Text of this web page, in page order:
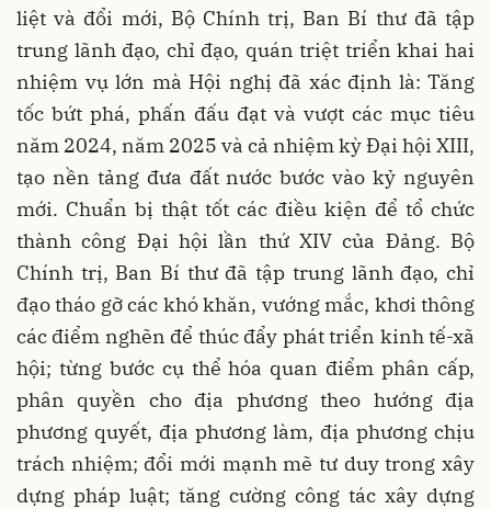
liệt và đổi mới, Bộ Chính trị, Ban Bí thư đã tập
trung lãnh đạo, chỉ đạo, quán triệt triển khai hai
nhiệm vụ lớn mà Hội nghị đã xác định là: Tăng
tốc bứt phá, phấn đấu đạt và vượt các mục tiêu
năm 2024, năm 2025 và cả nhiệm kỳ Đại hội XIII,
tạo nền tảng đưa đất nước bước vào kỷ nguyên
mới. Chuẩn bị thật tốt các điều kiện để tổ chức
thành công Đại hội lần thứ XIV của Đảng. Bộ
Chính trị, Ban Bí thư đã tập trung lãnh đạo, chỉ
đạo tháo gỡ các khó khăn, vướng mắc, khơi thông
các điểm nghẽn để thúc đẩy phát triển kinh tế-xã
hội; từng bước cụ thể hóa quan điểm phân cấp,
phân quyền cho địa phương theo hướng địa
phương quyết, địa phương làm, địa phương chịu
trách nhiệm; đổi mới mạnh mẽ tư duy trong xây
dựng pháp luật; tăng cường công tác xây dựng